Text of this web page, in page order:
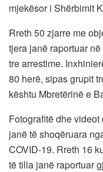
mjekësor i Shërbimit
Rreth 50 zjarre me
tjera janë raportuar
tre arrestime.
80 herë, sipas grupit
kështu Mbretërinë e
Fotografitë dhe
janë të shoqëruara
COVID-19. Rreth 16
të tilla janë raportuar